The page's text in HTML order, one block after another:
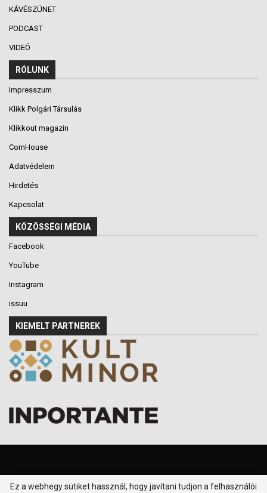
KÁVÉSZÜNET
PODCAST
VIDEÓ
RÓLUNK
Impresszum
Klikk Polgári Társulás
Klikkout magazin
CornHouse
Adatvédelem
Hirdetés
Kapcsolat
KÖZÖSSÉGI MÉDIA
Facebook
YouTube
Instagram
issuu
KIEMELT PARTNEREK
© 2016-2026 - Klikk P.T. - Minden jog fenntartva.
Ez a webhegy sütiket hassznál, hogy javítani tudjon a felhasználói